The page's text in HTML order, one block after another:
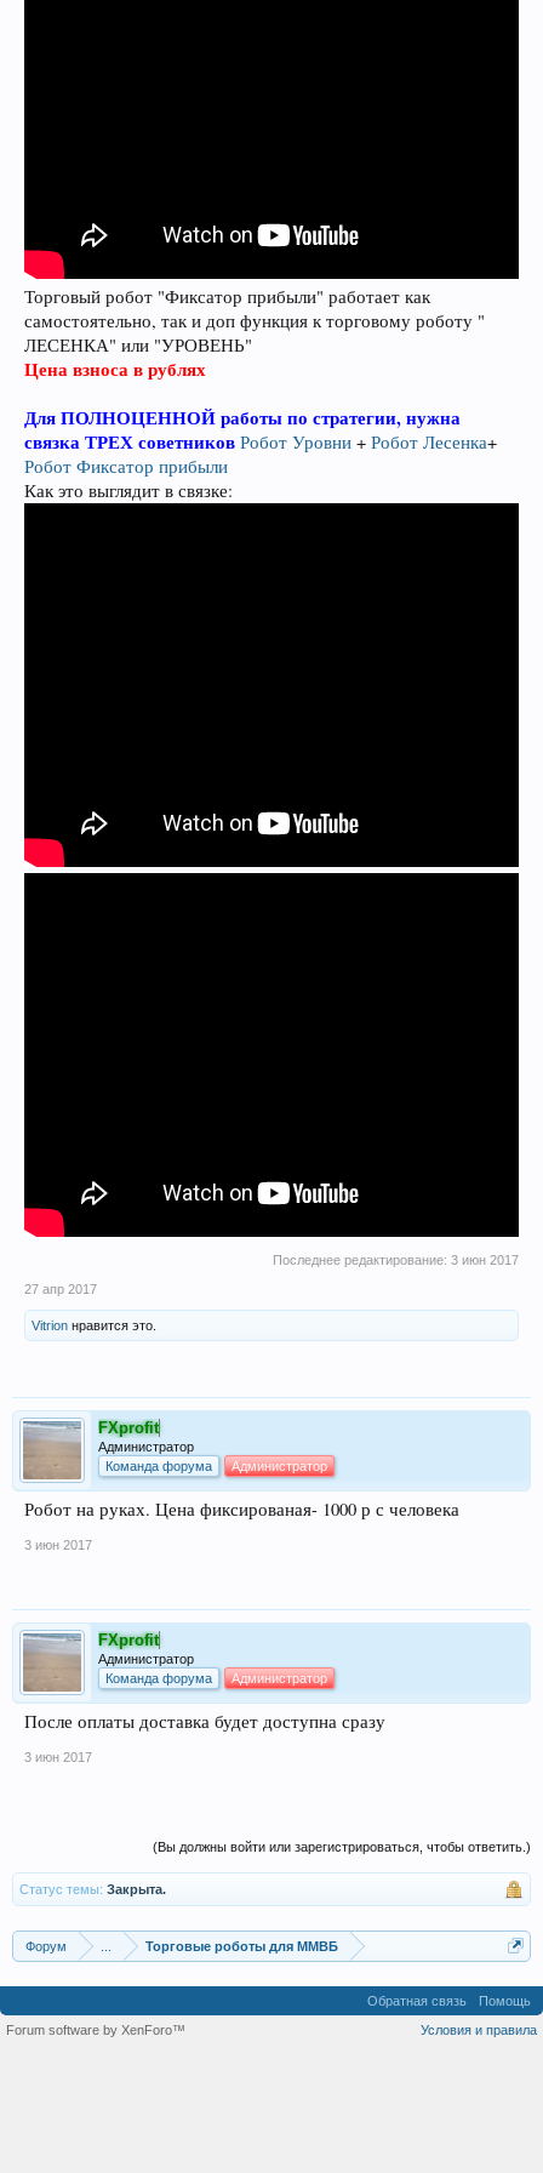
Торговый робот "Фиксатор прибыли" работает как
самостоятельно, так и доп функция к торговому роботу "
ЛЕСЕНКА" или "УРОВЕНЬ"
Цена взноса в рублях
Для ПОЛНОЦЕННОЙ работы по стратегии, нужна
связка ТРЕХ советников Робот Уровни + Робот Лесенка+
Робот Фиксатор прибыли
Как это выглядит в связке:
Последнее редактирование: 3 июн 2017
27 апр 2017
Vitrion нравится это.
FXprofit
Администратор
Команда форума
Администратор
Робот на руках. Цена фиксированая- 1000 р с человека
3 июн 2017
FXprofit
Администратор
Команда форума
Администратор
После оплаты доставка будет доступна сразу
3 июн 2017
(Вы должны войти или зарегистрироваться, чтобы ответить.)
Статус темы: Закрыта.
Форум Торговые роботы для ММВБ
Обратная связь
Помощь
Условия и правила
Forum software by XenForo™